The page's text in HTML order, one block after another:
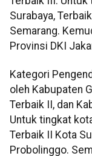
Surabaya,
Semarang.
Provinsi DKI
Kategori
oleh Kabupaten
Terbaik II, dan
Untuk tingkat
Terbaik II Kota
Probolinggo.